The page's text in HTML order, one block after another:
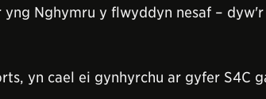
Nghymru y flwyddyn nesaf –
yn cael ei gynhyrchu ar gyfer S4C